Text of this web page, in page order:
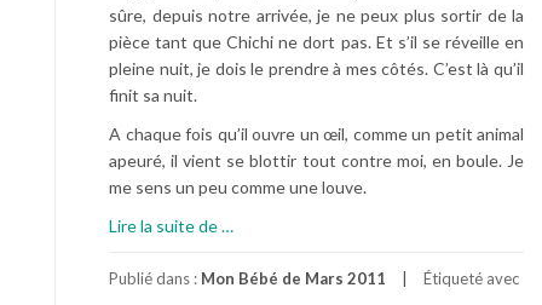
sûre, depuis notre arrivée, je ne peux plus sortir de la
pièce tant que Chichi ne dort pas. Et s’il se réveille en
pleine nuit, je dois le prendre à mes côtés. C’est là qu’il
finit sa nuit.
A chaque fois qu’il ouvre un œil, comme un petit animal
apeuré, il vient se blottir tout contre moi, en boule. Je
me sens un peu comme une louve.
Lire la suite de
r
…
Publié dans : Mon Bébé de Mars 2011 Étiqueté avec